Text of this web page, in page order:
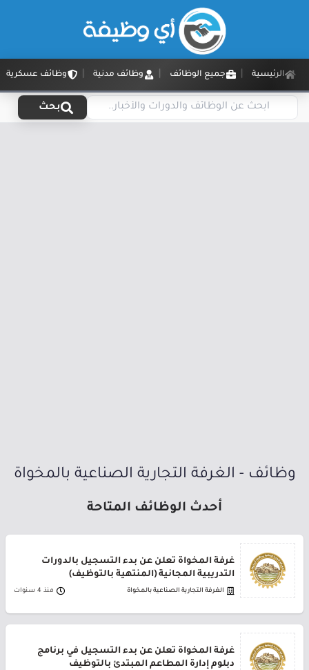
الرئيسية جميع الوظائف وظائف مدنية وظائف عسكرية
بحث
وظائف - الغرفة التجارية الصناعية بالمخواة
أحدث الوظائف المتاحة
غرفة المخواة تعلن عن بدء التسجيل بالدورات
التدريبية المجانية (المنتهية بالتوظيف)
الغرفة التجارية الصناعية بالمخواة منذ 4 سنوات
غرفة المخواة تعلن عن بدء التسجيل في برنامج
دبلوم إدارة المطاعم المبتدئ بالتوظيف